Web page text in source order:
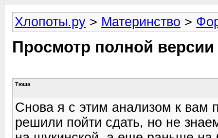
Хлопоты.ру > Материнство >
Просмотр полной
Тюша
Снова я с этим анализом к вам
решили пойти сдать, но не